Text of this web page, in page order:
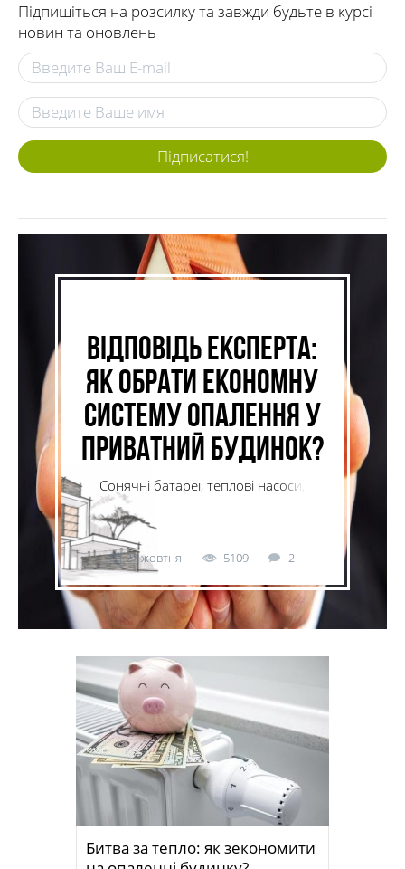
Підпишіться на розсилку та завжди будьте в курсі
новин та оновлень
Підписатися!
Відповідь експерта:
як обрати економну
систему опалення у
приватний будинок?
Сонячні батареї, теплові насоси,
електричні, газові та твердопаливні
котли – скільки коштують, як швидко
окупаються і чи дійсно дозволяють
21 жовтня 5109 2
Битва за тепло: як зекономити